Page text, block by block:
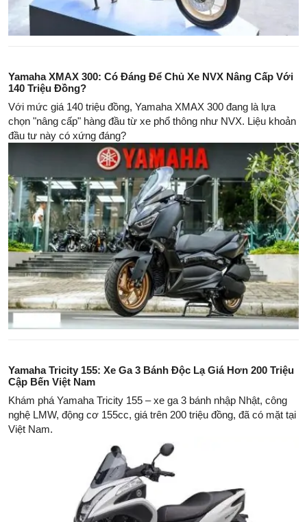
Yamaha XMAX 300: Có Đáng Để Chủ Xe NVX Nâng Cấp Với
140 Triệu Đồng?
Với mức giá 140 triệu đồng, Yamaha XMAX 300 đang là lựa
chọn "nâng cấp" hàng đầu từ xe phổ thông như NVX. Liệu khoản
đầu tư này có xứng đáng?
Yamaha Tricity 155: Xe Ga 3 Bánh Độc Lạ Giá Hơn 200 Triệu
Cập Bến Việt Nam
Khám phá Yamaha Tricity 155 – xe ga 3 bánh nhập Nhật, công
nghệ LMW, động cơ 155cc, giá trên 200 triệu đồng, đã có mặt tại
Việt Nam.